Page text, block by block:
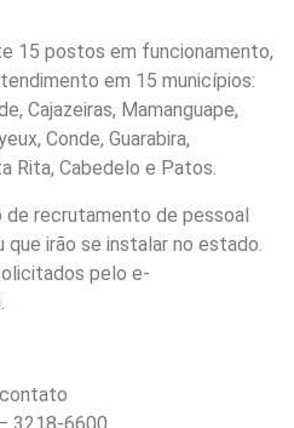
15 postos em funcionamento,
em 15 municípios:
Cajazeiras, Mamanguape,
Conde, Guarabira,
Rita, Cabedelo e Patos.
de recrutamento de pessoal
irão se instalar no estado.
pelo e-